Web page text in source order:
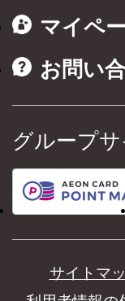
マイペ
お問い
グループサ
サイトマ